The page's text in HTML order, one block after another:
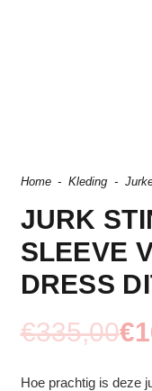
Home - Kleding -
JURK
SLEEVE
DRESS
€335,00€
Hoe prachtig is deze